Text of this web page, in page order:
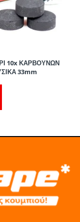
10x ΚΑΡΒΟΥΝΩΝ
33mm